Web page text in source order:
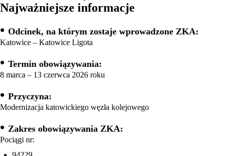
Najważniejsze informacje
• Odcinek, na którym zostaje wprowadzone ZKA:
Katowice – Katowice Ligota
• Termin obowiązywania:
8 marca – 13 czerwca 2026 roku
• Przyczyna:
Modernizacja katowickiego węzła kolejowego
• Zakres obowiązywania ZKA:
Pociągi nr: